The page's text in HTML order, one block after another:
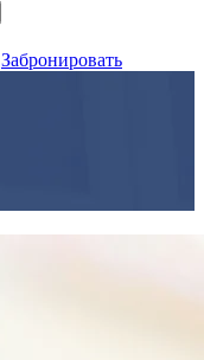
Забронировать